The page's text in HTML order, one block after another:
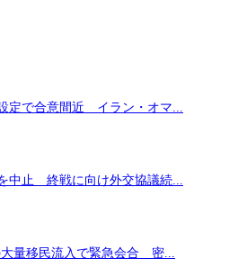
定で合意間近 イラン・オマ...
中止 終戦に向け外交協議続...
量移民流入で緊急会合 密...